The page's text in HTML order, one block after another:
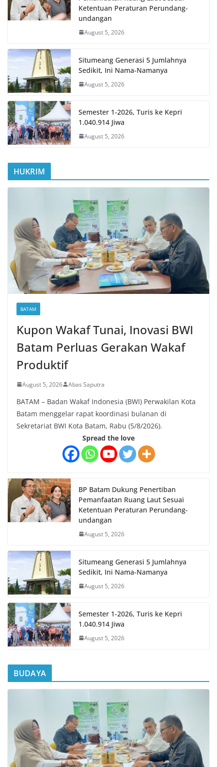
Ketentuan Peraturan Perundang-
undangan
August 5, 2026
Situmeang Generasi 5 Jumlahnya
Sedikit, Ini Nama-Namanya
August 5, 2026
Semester 1-2026, Turis ke Kepri
1.040.914 Jiwa
August 5, 2026
HUKRIM
BATAM
Kupon Wakaf Tunai, Inovasi BWI
Batam Perluas Gerakan Wakaf
Produktif
August 5, 2026 Abas Saputra
BATAM – Badan Wakaf Indonesia (BWI) Perwakilan Kota
Batam menggelar rapat koordinasi bulanan di
Sekretariat BWI Kota Batam, Rabu (5/8/2026).
Spread the love
BP Batam Dukung Penertiban
Pemanfaatan Ruang Laut Sesuai
Ketentuan Peraturan Perundang-
undangan
August 5, 2026
Situmeang Generasi 5 Jumlahnya
Sedikit, Ini Nama-Namanya
August 5, 2026
Semester 1-2026, Turis ke Kepri
1.040.914 Jiwa
August 5, 2026
BUDAYA